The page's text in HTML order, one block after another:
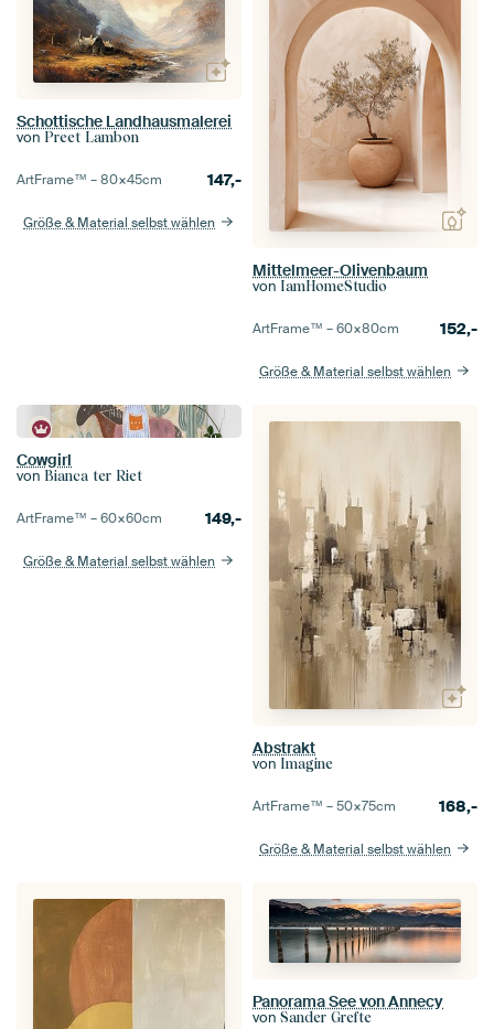
Schottische Landhausmalerei
von Preet Lambon
ArtFrame™ –80×45cm 147,-
Größe & Material selbst wählen
Mittelmeer-Olivenbaum
von IamHomeStudio
ArtFrame™ –60×80cm 152,-
Größe & Material selbst wählen
Cowgirl
von Bianca ter Riet
ArtFrame™ –60×60cm 149,-
Größe & Material selbst wählen
Abstrakt
von Imagine
ArtFrame™ –50×75cm 168,-
Größe & Material selbst wählen
Panorama See von Annecy
von Sander Grefte